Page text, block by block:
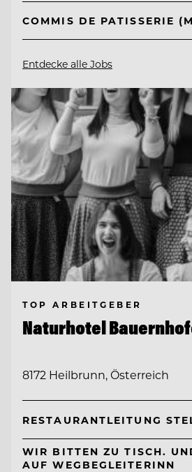
COMMIS DE PATISSERIE
Entdecke alle Jobs
TOP ARBEITGEBER
Naturhotel
8172 Heilbrunn, Österreich
RESTAURANTLEITUNG
WIR BITTEN ZU TISCH.
AUF WEGBEGLEITERINN